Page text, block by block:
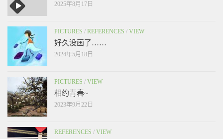
2025年8月17日
PICTURES / REFERENCES / VIEW
好久没画了……
2024年5月18日
PICTURES / VIEW
相约青春~
2023年9月22日
REFERENCES / VIEW